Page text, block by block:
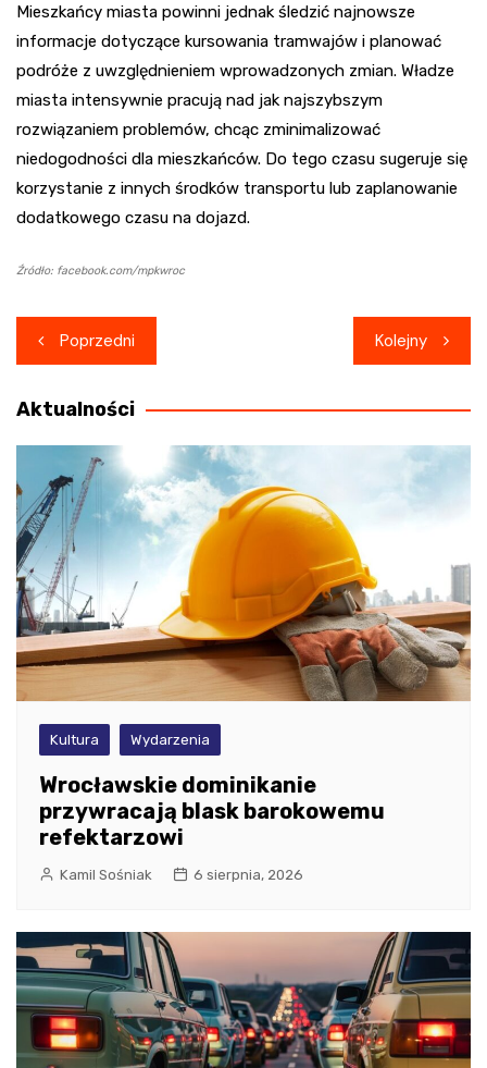
Mieszkańcy miasta powinni jednak śledzić najnowsze
informacje dotyczące kursowania tramwajów i planować
podróże z uwzględnieniem wprowadzonych zmian. Władze
miasta intensywnie pracują nad jak najszybszym
rozwiązaniem problemów, chcąc zminimalizować
niedogodności dla mieszkańców. Do tego czasu sugeruje się
korzystanie z innych środków transportu lub zaplanowanie
dodatkowego czasu na dojazd.
Źródło: facebook.com/mpkwroc
Nawigacja
wpisu
Poprzedni Kolejny
Aktualności
Kultura Wydarzenia
Wrocławskie dominikanie
przywracają blask barokowemu
refektarzowi
Kamil Sośniak 6 sierpnia, 2026